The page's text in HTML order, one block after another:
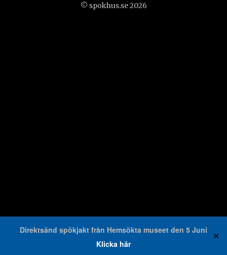
Direktsänd spökjakt från Hemsökta museet den 5 Juni
Klicka här
✕
© spokhus.se 2026